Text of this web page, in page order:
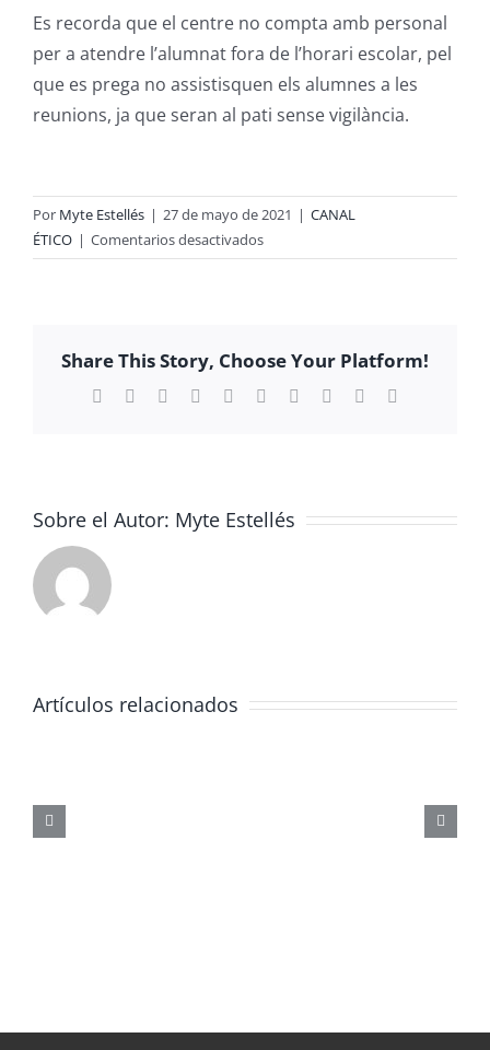
Es recorda que el centre no compta amb personal
per a atendre l’alumnat fora de l’horari escolar, pel
que es prega no assistisquen els alumnes a les
reunions, ja que seran al pati sense vigilància.
Por Myte Estellés | 27 de mayo de 2021 | CANAL
ÉTICO | Comentarios desactivadosen
REUNIONS
Share This Story, Choose Your Platform!
Facebook Reddit LinkedInWhatsApp
TumblrPinterest Xing
Sobre el Autor: Myte Estellés
Artículos relacionados